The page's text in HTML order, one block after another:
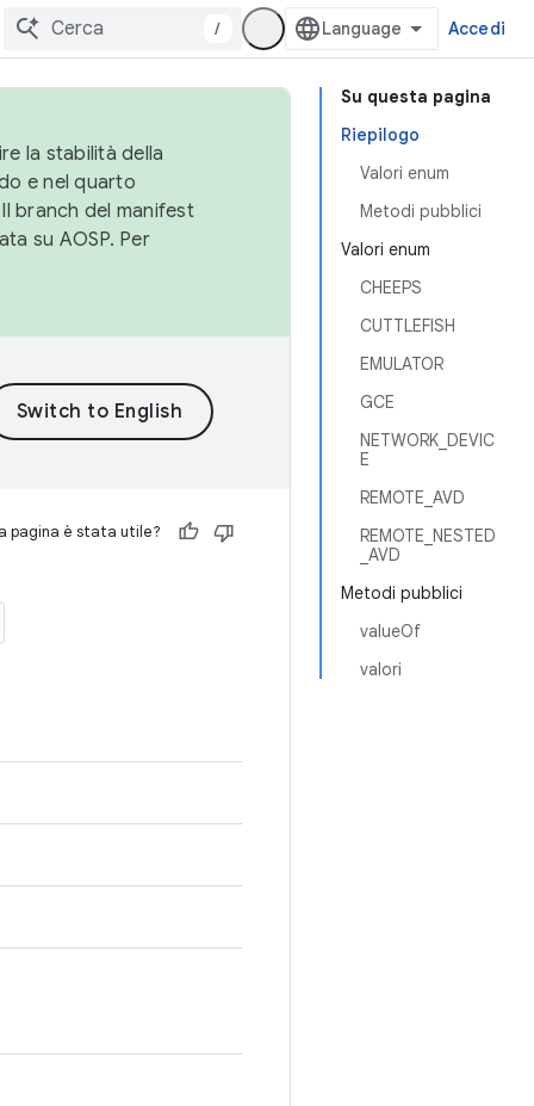
/ Accedi
Su questa pagina
Riepilogo
Valori enum
Metodi pubblici
Valori enum
CHEEPS
CUTTLEFISH
EMULATOR
GCE
NETWORK_DEVIC
E
REMOTE_AVD
REMOTE_NESTED
_AVD
Metodi pubblici
valueOf
valori
la stabilità della
e nel quarto
Il branch del manifest
su AOSP. Per
pagina è stata utile?